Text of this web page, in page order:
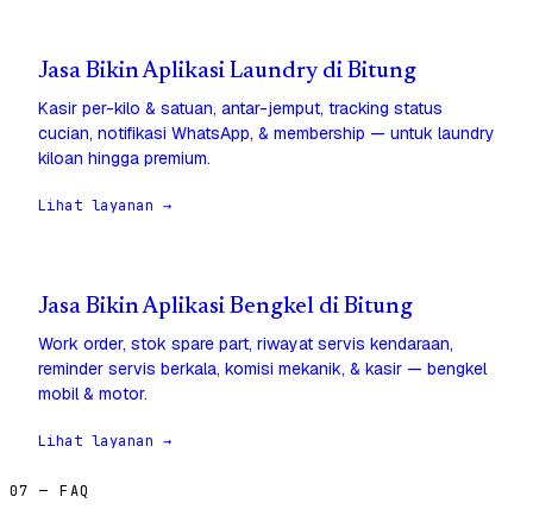
Jasa Bikin Aplikasi Laundry di Bitung
Kasir per-kilo & satuan, antar-jemput, tracking status
cucian, notifikasi WhatsApp, & membership — untuk laundry
kiloan hingga premium.
Lihat layanan →
Jasa Bikin Aplikasi Bengkel di Bitung
Work order, stok spare part, riwayat servis kendaraan,
reminder servis berkala, komisi mekanik, & kasir — bengkel
mobil & motor.
Lihat layanan →
07 — FAQ